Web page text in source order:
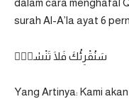
dalam cara menghafal
surah Al-A’la ayat 6
سَنُقْرِئُكَ فَلَا تَنْسٰىٓۖ
Yang Artinya: Kami